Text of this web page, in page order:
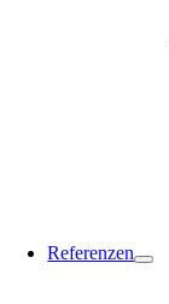
Referenzen